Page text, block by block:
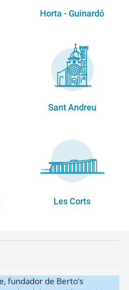
Horta - Guinardó
Sant Andreu
Les Corts